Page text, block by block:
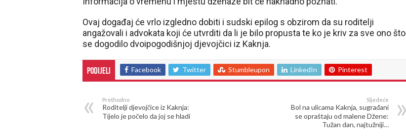
Ovaj događaj će vrlo izgledno dobiti i sudski epilog s obzirom da su roditelji
angažovali i advokata koji će utvrditi da li je bilo propusta te ko je kriv za sve ono što
se dogodilo dvoipogodišnjoj djevojčici iz Kaknja.
Podijeli Facebook Twitter Stumbleupon LinkedIn Pinterest
Prethodno
Roditelji djevojčice iz Kaknja:
Tijelo je počelo da joj se hladi
Sljedeće
Bol na ulicama Kaknja, sugrađani
se opraštaju od malene Džene:
Tužan dan, najtužniji…